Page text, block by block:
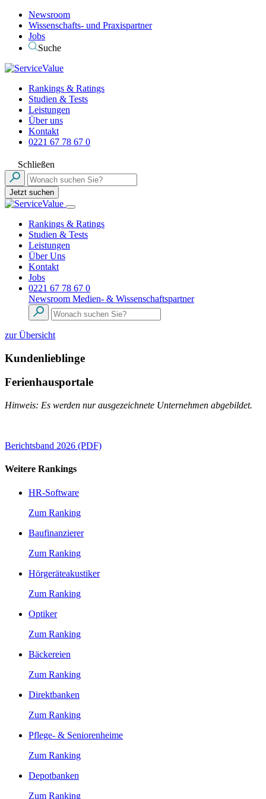
Newsroom
Wissenschafts- und Praxispartner
Jobs
Suche
Rankings & Ratings
Studien & Tests
Leistungen
Über uns
Kontakt
0221 67 78 67 0
Schließen
Jetzt suchen
Rankings & Ratings
Studien & Tests
Leistungen
Über Uns
Kontakt
Jobs
0221 67 78 67 0
Newsroom Medien- & Wissenschaftspartner
zur Übersicht
Kundenlieblinge
Ferienhausportale
Hinweis: Es werden nur ausgezeichnete Unternehmen abgebildet.
Berichtsband 2026 (PDF)
Weitere Rankings
HR-Software
Zum Ranking
Baufinanzierer
Zum Ranking
Hörgeräteakustiker
Zum Ranking
Optiker
Zum Ranking
Bäckereien
Zum Ranking
Direktbanken
Zum Ranking
Pflege- & Seniorenheime
Zum Ranking
Depotbanken
Zum Ranking